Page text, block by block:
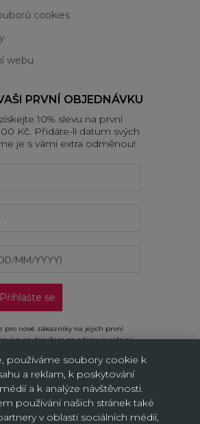
cookies
webu
PRVNÍ OBJEDNÁVKU
10% slevu na první
Kč. Přidáte-li datum svých
je s vámi extra odměnou!
Přihlašte se
pro nové zákazníky na jejich první
jen na doručení na adresu a výdejní
že jste si přečetli Oznámení o ochraně
a souhlasíte s ním.
používáme soubory cookie k
a reklam, k poskytování
a k analýze návštěvnosti.
používání našich stránek také
v oblasti sociálních médií,